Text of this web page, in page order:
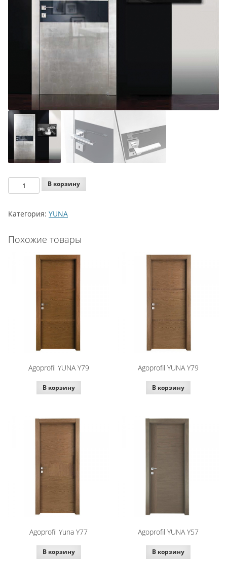
Количество
Agoprofil
NABILA
BLACK
В корзину
Категория: YUNA
Похожие товары
Agoprofil YUNA Y79
В корзину
Agoprofil YUNA Y79
В корзину
Agoprofil Yuna Y77
В корзину
Agoprofil YUNA Y57
В корзину